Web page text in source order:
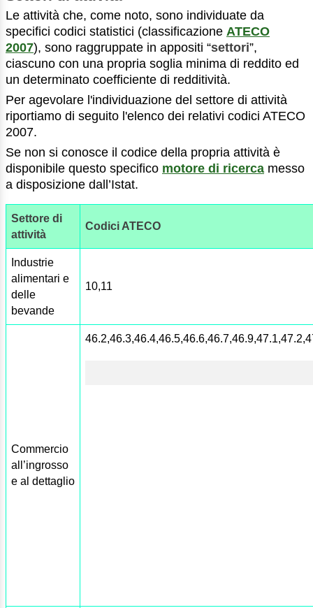
Le attività che, come noto, sono individuate da
specifici codici statistici (classificazione ATECO
2007), sono raggruppate in appositi “settori”,
ciascuno con una propria soglia minima di reddito ed
un determinato coefficiente di redditività.
Per agevolare l'individuazione del settore di attività
riportiamo di seguito l'elenco dei relativi codici ATECO
2007.
Se non si conosce il codice della propria attività è
disponibile questo specifico motore di ricerca messo
a disposizione dall’Istat.
Settore di
attività
Codici ATECO
Industrie
alimentari e
delle
bevande
10,11
Commercio
all’ingrosso
e al dettaglio